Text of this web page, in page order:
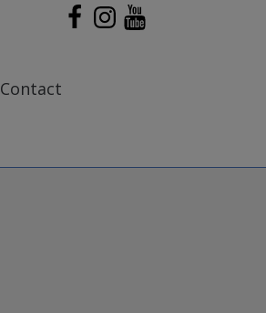
Contact